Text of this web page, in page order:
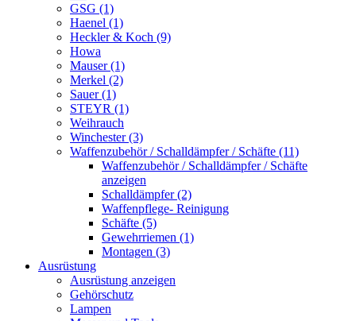
GSG (1)
Haenel (1)
Heckler & Koch (9)
Howa
Mauser (1)
Merkel (2)
Sauer (1)
STEYR (1)
Weihrauch
Winchester (3)
Waffenzubehör / Schalldämpfer / Schäfte (11)
Waffenzubehör / Schalldämpfer / Schäfte
anzeigen
Schalldämpfer (2)
Waffenpflege- Reinigung
Schäfte (5)
Gewehrriemen (1)
Montagen (3)
Ausrüstung
Ausrüstung anzeigen
Gehörschutz
Lampen